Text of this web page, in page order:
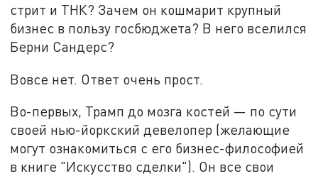
стрит и ТНК? Зачем он кошмарит крупный
бизнес в пользу госбюджета? В него вселился
Берни Сандерс?
Вовсе нет. Ответ очень прост.
Во-первых, Трамп до мозга костей — по сути
своей нью-йоркский девелопер (желающие
могут ознакомиться с его бизнес-философией
в книге "Искусство сделки"). Он все свои